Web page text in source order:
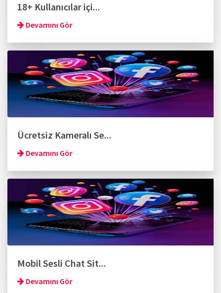
18+ Kullanıcılar içi...
Devamını Gör
Ücretsiz Kameralı Se...
Devamını Gör
Mobil Sesli Chat Sit...
Devamını Gör